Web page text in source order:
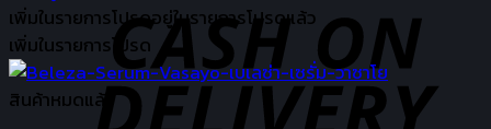
may
be
chosen
on
฿450
through
฿3,500
This
product
has
multiple
เพิ่มในรายการโปรดอยู่ในรายการโปรดแล้ว
เพิ่มในรายการโปรด
สินค้าหมดแล้ว